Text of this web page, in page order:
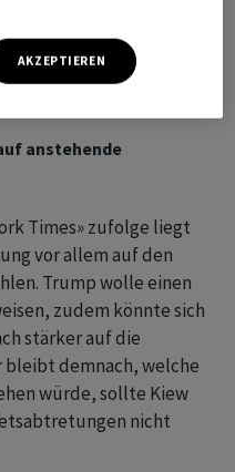
In München
Zeitablauf der
anstehende
Times» zufolge liegt
vor allem auf den
Trump wolle einen
zudem könnte sich
stärker auf die
demnach, welche
würde, sollte Kiew
nicht
AKZEPTIEREN